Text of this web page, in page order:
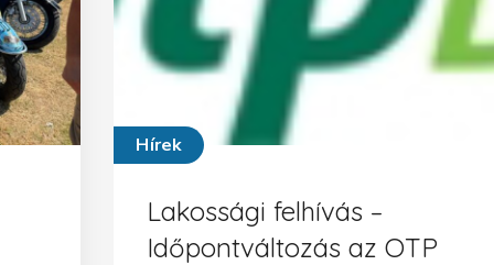
Hírek
Lakossági felhívás –
Időpontváltozás az OTP